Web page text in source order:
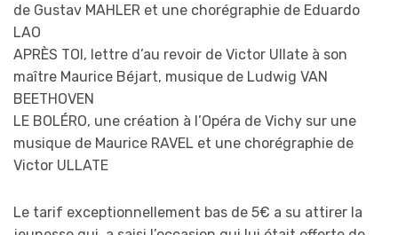
de Gustav MAHLER et une chorégraphie de Eduardo
LAO
APRÈS TOI, lettre d’au revoir de Victor Ullate à son
maître Maurice Béjart, musique de Ludwig VAN
BEETHOVEN
LE BOLÉRO, une création à l’Opéra de Vichy sur une
musique de Maurice RAVEL et une chorégraphie de
Victor ULLATE
Le tarif exceptionnellement bas de 5€ a su attirer la